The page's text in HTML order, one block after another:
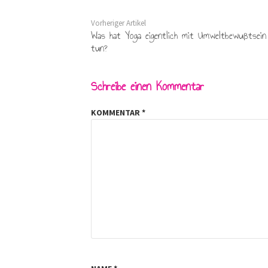
Vorheriger Artikel
Was hat Yoga eigentlich mit
tun?
Schreibe einen Kommentar
KOMMENTAR*